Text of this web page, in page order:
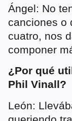
Ángel: No
canciones o
cuatro, nos
componer
¿Por qué
Phil Vinall?
León: